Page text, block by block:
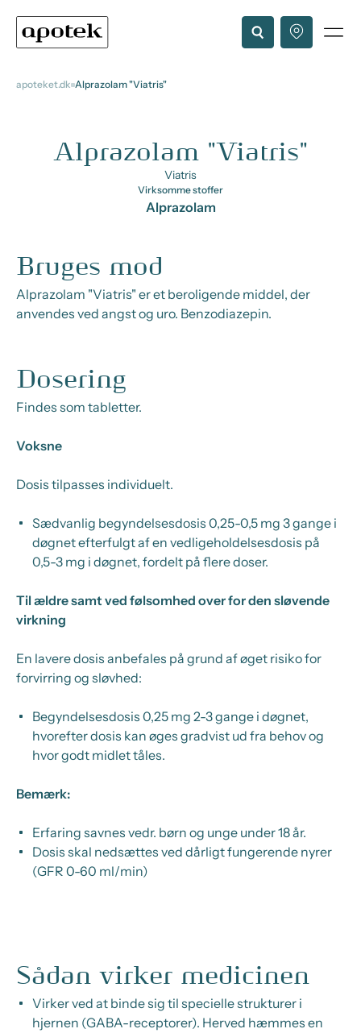
apoteket.dk Alprazolam "Viatris"
Alprazolam "Viatris"
Viatris
Virksomme stoffer
Alprazolam
Bruges mod
Alprazolam "Viatris" er et beroligende middel, der
anvendes ved angst og uro. Benzodiazepin.
Dosering
Findes som tabletter.
Voksne
Dosis tilpasses individuelt.
Sædvanlig begyndelsesdosis 0,25-0,5 mg 3 gange i
døgnet efterfulgt af en vedligeholdelsesdosis på
0,5-3 mg i døgnet, fordelt på flere doser.
Til ældre samt ved følsomhed over for den sløvende
virkning
En lavere dosis anbefales på grund af øget risiko for
forvirring og sløvhed:
Begyndelsesdosis 0,25 mg 2-3 gange i døgnet,
hvorefter dosis kan øges gradvist ud fra behov og
hvor godt midlet tåles.
Bemærk:
Erfaring savnes vedr. børn og unge under 18 år.
Dosis skal nedsættes ved dårligt fungerende nyrer
(GFR 0-60 ml/min)
Sådan virker medicinen
Virker ved at binde sig til specielle strukturer i
hjernen (GABA-receptorer). Herved hæmmes en